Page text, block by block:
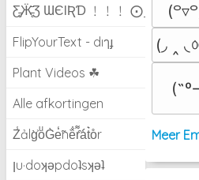
Ƹ̵̡Ӝ̵̨̄Ʒ ƜЄƖƦƊ ﹗﹗﹗ ⨀_⨀
FlipYourText - dıๅɟ
Plant Videos ☘
Alle afkortingen
Z̾ảlg̀͐oͧG̀e̒̃nȅ̐r͌̑á͑t͛o̊r
ןu·doʞǝpdoʇsʞǝʇ
(◞ ‸ ◟
Meer